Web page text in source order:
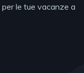
le tue vacanze a